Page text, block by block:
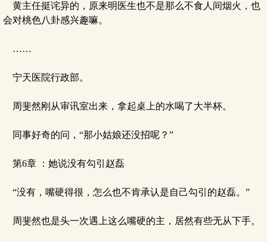
黄主任挺诧异的，原来明医生也不是那么不食人间烟火，也
会对桃色八卦感兴趣嘛。
……
宁天医院行政部。
周斐然刚从审讯室出来，拿起桌上的水喝了大半杯。
同事好奇的问，“那小姑娘还没招呢？”
第6章 ：她说没有勾引赵磊
“没有，嘴硬得很，怎么也不肯承认是自己勾引的赵磊。”
周斐然也是头一次遇上这么嘴硬的主，居然有些无从下手。